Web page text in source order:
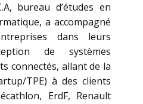
bureau d’études en
a accompagné
dans leurs
de systèmes
connectés, allant de la
TPE) à des clients
ErdF, Renault